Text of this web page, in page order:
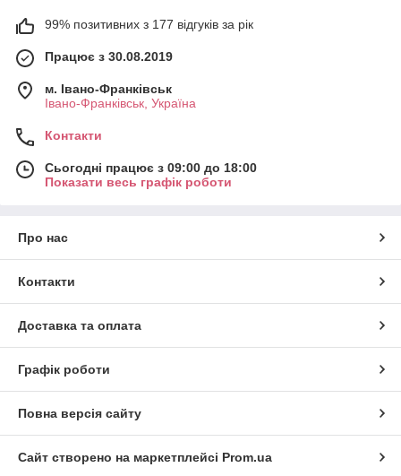
99% позитивних з 177 відгуків за рік
Працює з 30.08.2019
м. Івано-Франківськ
Івано-Франківськ, Україна
Контакти
Сьогодні працює з 09:00 до 18:00
Показати весь графік роботи
Про нас
Контакти
Доставка та оплата
Графік роботи
Повна версія сайту
Сайт створено на маркетплейсі Prom.ua